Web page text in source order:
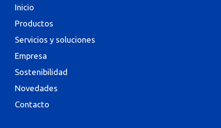
Inicio
Productos
Servicios y soluciones
Empresa
Sostenibilidad
Novedades
Contacto